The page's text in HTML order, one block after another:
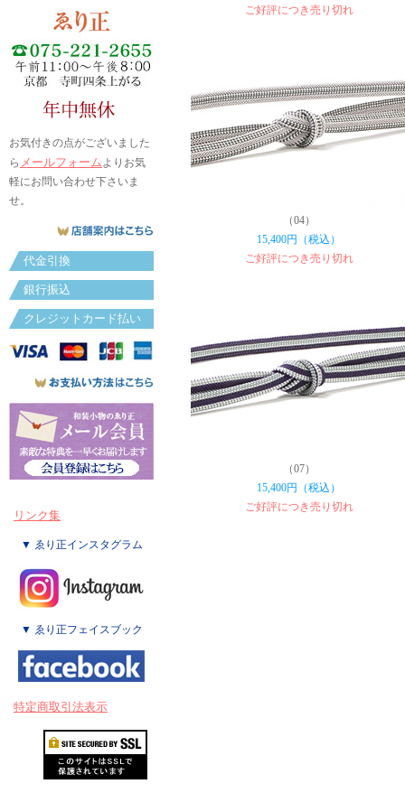
お気付きの点がございました
ら メールフォームよりお気
軽にお問い合わせ下さいま
せ。
代金引換
銀行振込
クレジットカード払い
リンク集
▼ ゑり正インスタグラム
▼ ゑり正フェイスブック
特定商取引法表示
ご好評につき売り切れ
（04）
15,400円（税込）
ご好評につき売り切れ
（07）
15,400円（税込）
ご好評につき売り切れ